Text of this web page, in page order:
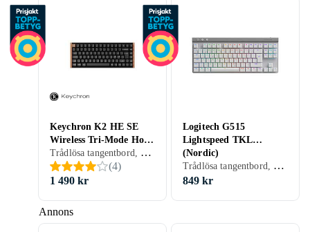
Annons
Keychron K2 HE SE
Wireless Tri-Mode Hot
Swap QMK Gateron 2.0
Purple Magnetic Switch
(Nordic)
Trådlösa tangentbord, Tangentbord med kabel, Gamingtangentbord, Mekaniska tangentbord, Mekaniskt, Engelsk, PC, Mac, 75%
(4)
1 490 kr
Logitech G515
Lightspeed TKL
(Nordic)
Trådlösa tangentbord, Tangentbord med kabel, Gamingtangentbord, Mekaniska tangentbord, Tangentbord- och muspaket, Mekaniskt, Logitech GL Tactile, Engelsk, PC, TKL (tenkeyless/kompakt)
849 kr